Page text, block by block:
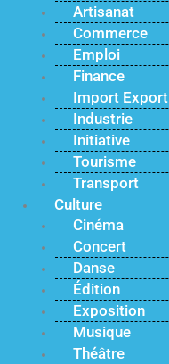
Artisanat
Commerce
Emploi
Finance
Import Export
Industrie
Initiative
Tourisme
Transport
Culture
Cinéma
Concert
Danse
Édition
Exposition
Musique
Théâtre